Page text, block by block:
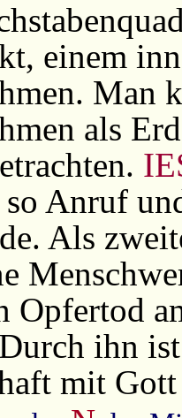
einem
Man
als
so Anruf
Als
Opfertod
ihn
mit